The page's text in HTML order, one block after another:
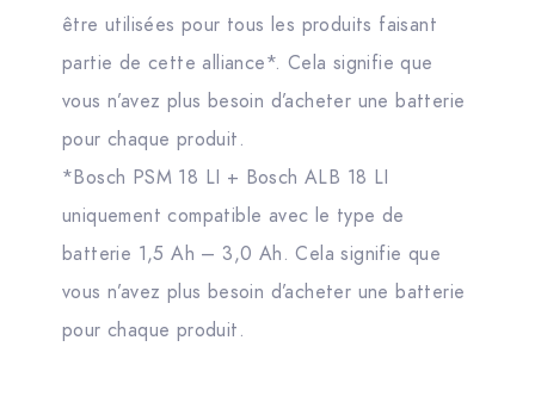
être utilisées pour tous les produits faisant
partie de cette alliance*. Cela signifie que
vous n’avez plus besoin d’acheter une batterie
pour chaque produit.
*Bosch PSM 18 LI + Bosch ALB 18 LI
uniquement compatible avec le type de
batterie 1,5 Ah – 3,0 Ah. Cela signifie que
vous n’avez plus besoin d’acheter une batterie
pour chaque produit.